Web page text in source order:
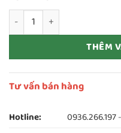
Thanh lý sofa thuyền bọc
THÊM
Tư vấn bán hàng
Hotline: 0936.266.197-